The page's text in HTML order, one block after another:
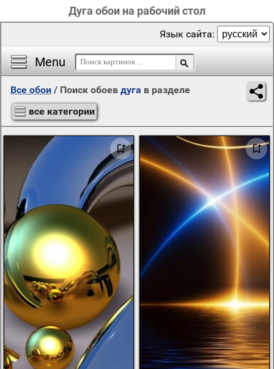
Дуга обои на рабочий стол
Menu
Язык сайта:
Все обои / Поиск обоев дуга в разделе
все категории